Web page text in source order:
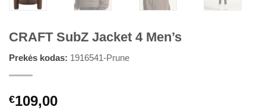
CRAFT SubZ Jacket 4 Men’s
Prekės kodas: 1916541-Prune
€109,00